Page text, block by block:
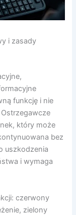
i zasady
funkcję i nie
który może
bez
uszkodzenia
i wymaga
czerwony
zielony